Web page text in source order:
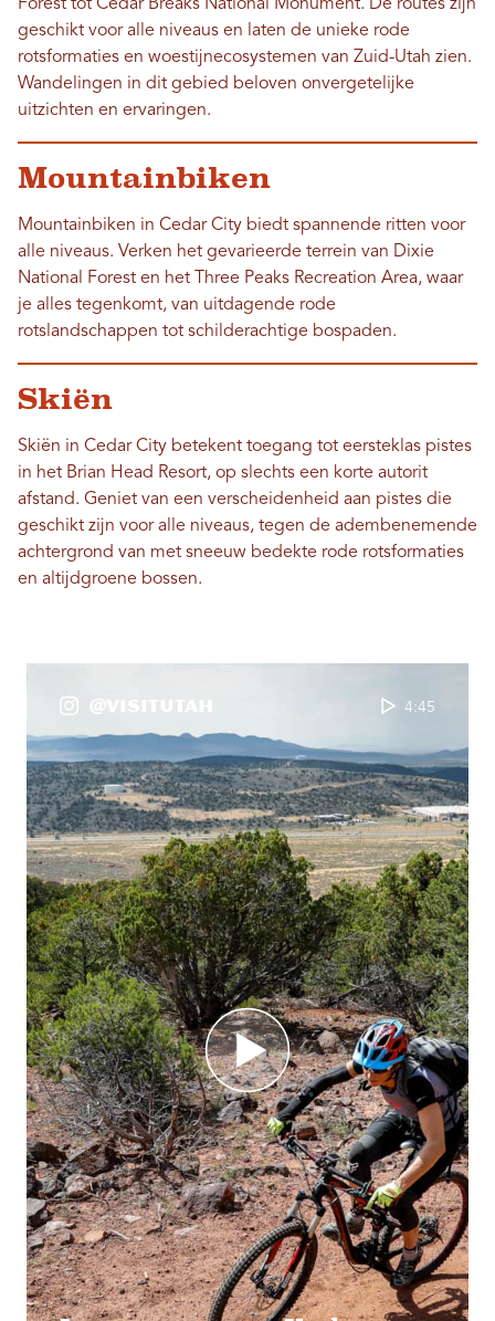
Forest tot Cedar Breaks National Monument. De routes zijn
geschikt voor alle niveaus en laten de unieke rode
rotsformaties en woestijnecosystemen van Zuid-Utah zien.
Wandelingen in dit gebied beloven onvergetelijke
uitzichten en ervaringen.
Mountainbiken
Mountainbiken in Cedar City biedt spannende ritten voor
alle niveaus. Verken het gevarieerde terrein van Dixie
National Forest en het Three Peaks Recreation Area, waar
je alles tegenkomt, van uitdagende rode
rotslandschappen tot schilderachtige bospaden.
Skiën
Skiën in Cedar City betekent toegang tot eersteklas pistes
in het Brian Head Resort, op slechts een korte autorit
afstand. Geniet van een verscheidenheid aan pistes die
geschikt zijn voor alle niveaus, tegen de adembenemende
achtergrond van met sneeuw bedekte rode rotsformaties
en altijdgroene bossen.
@VisitUtah 4:45